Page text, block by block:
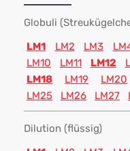
Globuli
LM1
LM2 LM3
LM10
LM11 LM12
LM18
LM19 LM20
LM25
LM26 LM27
Dilution (flüssig)